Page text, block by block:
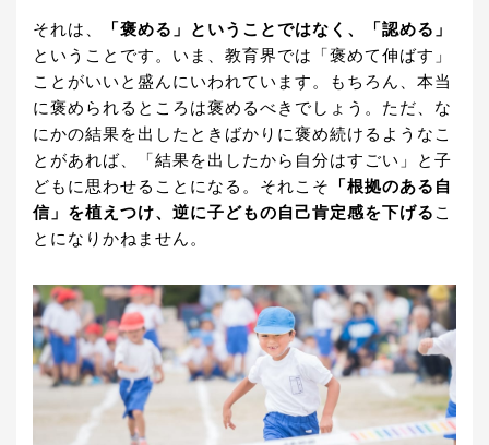
それは、
「褒める」ということではなく、「認める」
ということです。いま、教育界では「褒めて伸ばす」
ことがいいと盛んにいわれています。もちろん、本当
に褒められるところは褒めるべきでしょう。ただ、な
にかの結果を出したときばかりに褒め続けるようなこ
とがあれば、「結果を出したから自分はすごい」と子
どもに思わせることになる。それこそ
「根拠のある自
信」を植えつけ、逆に子どもの自己肯定感を下げる こ
とになりかねません。